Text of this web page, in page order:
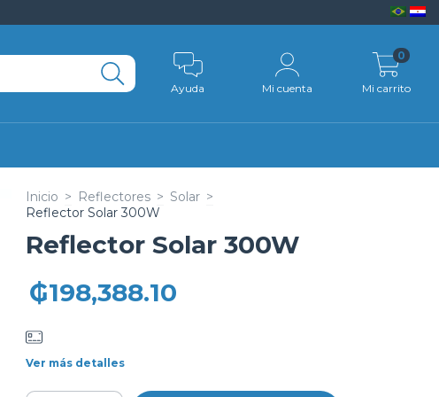
Ayuda Mi cuenta Mi carrito
0
Inicio > Reflectores > Solar >
Reflector Solar 300W
Reflector Solar 300W
₲198,388.10
Ver más detalles